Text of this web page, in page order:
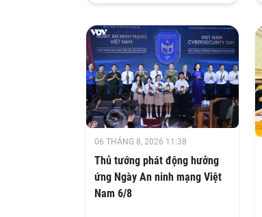
bàn phường Thuận Giao, nâng
cao chất lượng giáo dục và thể
hiện hiệu quả chủ trương xã hội
hóa giáo dục.
06 THÁNG 8, 2026 11:38
Thủ tướng phát động hưởng
ứng Ngày An ninh mạng Việt
Nam 6/8